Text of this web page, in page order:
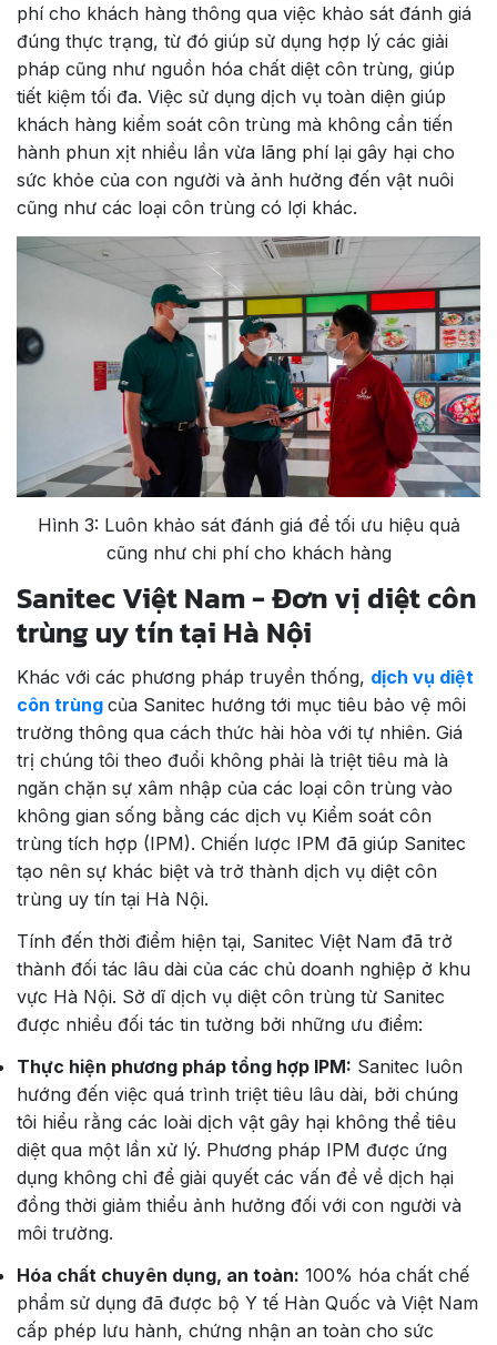
phí cho khách hàng thông qua việc khảo sát đánh giá
đúng thực trạng, từ đó giúp sử dụng hợp lý các giải
pháp cũng như nguồn hóa chất diệt côn trùng, giúp
tiết kiệm tối đa. Việc sử dụng dịch vụ toàn diện giúp
khách hàng kiểm soát côn trùng mà không cần tiến
hành phun xịt nhiều lần vừa lãng phí lại gây hại cho
sức khỏe của con người và ảnh hưởng đến vật nuôi
cũng như các loại côn trùng có lợi khác.
Hình 3: Luôn khảo sát đánh giá để tối ưu hiệu quả
cũng như chi phí cho khách hàng
Sanitec Việt Nam - Đơn vị diệt côn
trùng uy tín tại Hà Nội
Khác với các phương pháp truyền thống, dịch vụ diệt
côn trùng của Sanitec hướng tới mục tiêu bảo vệ môi
trường thông qua cách thức hài hòa với tự nhiên. Giá
trị chúng tôi theo đuổi không phải là triệt tiêu mà là
ngăn chặn sự xâm nhập của các loại côn trùng vào
không gian sống bằng các dịch vụ Kiểm soát côn
trùng tích hợp (IPM). Chiến lược IPM đã giúp Sanitec
tạo nên sự khác biệt và trở thành dịch vụ diệt côn
trùng uy tín tại Hà Nội.
Tính đến thời điểm hiện tại, Sanitec Việt Nam đã trở
thành đối tác lâu dài của các chủ doanh nghiệp ở khu
vực Hà Nội. Sở dĩ dịch vụ diệt côn trùng từ Sanitec
được nhiều đối tác tin tường bởi những ưu điểm:
Thực hiện phương pháp tổng hợp IPM: Sanitec luôn
hướng đến việc quá trình triệt tiêu lâu dài, bởi chúng
tôi hiểu rằng các loài dịch vật gây hại không thể tiêu
diệt qua một lần xử lý. Phương pháp IPM được ứng
dụng không chỉ để giải quyết các vấn đề về dịch hại
đồng thời giảm thiểu ảnh hưởng đối với con người và
môi trường.
Hóa chất chuyên dụng, an toàn: 100% hóa chất chế
phẩm sử dụng đã được bộ Y tế Hàn Quốc và Việt Nam
cấp phép lưu hành, chứng nhận an toàn cho sức